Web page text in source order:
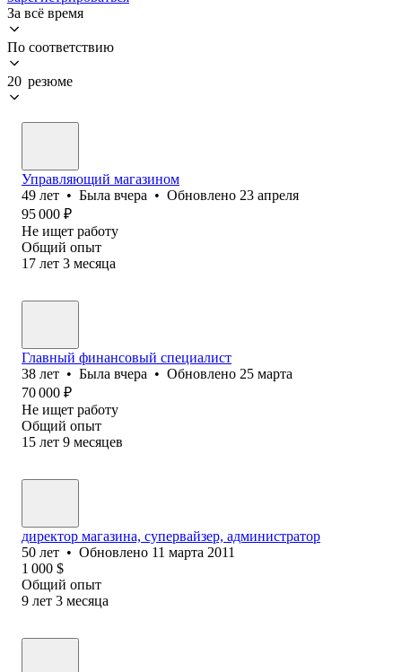
За всё время
По соответствию
20 резюме
Управляющий магазином
49 лет • Была вчера • Обновлено 23 апреля
95 000 ₽
Не ищет работу
Общий опыт
17 лет 3 месяца
Главный финансовый специалист
38 лет • Была вчера • Обновлено 25 марта
70 000 ₽
Не ищет работу
Общий опыт
15 лет 9 месяцев
директор магазина, супервайзер, администратор
50 лет • Обновлено 11 марта 2011
1 000 $
Общий опыт
9 лет 3 месяца